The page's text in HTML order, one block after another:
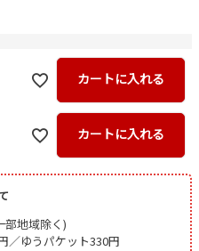
カートに入れる
カートに入れる
部地域除く)
／ゆうパケット330円